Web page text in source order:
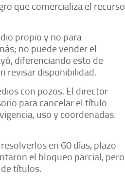
que comercializa el recurso
propio y no para
no puede vender el
diferenciando esto de
revisar disponibilidad.
con pozos. El director
para cancelar el título
uso y coordenadas.
en 60 días, plazo
el bloqueo parcial, pero
títulos.